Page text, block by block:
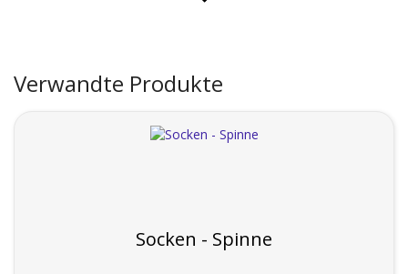
Verwandte Produkte
Socken - Spinne